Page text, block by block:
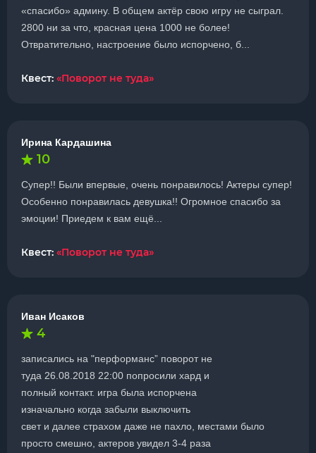
«спасибо» админу. В общем актёр свою игру не сыграл.
2800 ни за что, красная цена 1000 не более!
Отвратительно, настроение было испорчено, б...
Квест: «Поворот не туда»
Ирина Кардашина
10
Супер!! Были впервые, очень понравилось! Актеры супер!
Особенно понравилась девушка!! Огромное спасибо за
эмоции! Приедем к вам ещё...
Квест: «Поворот не туда»
Иван Исаков
4
записались на "перформанс” поворот не
туда 26.08.2018 22:00 попросили хард и
полный контакт. игра была испорчена
изначально когда забыли выключить
свет и далее страхом даже не пахло, местами было
просто смешно, актеров увидел 3-4 раза